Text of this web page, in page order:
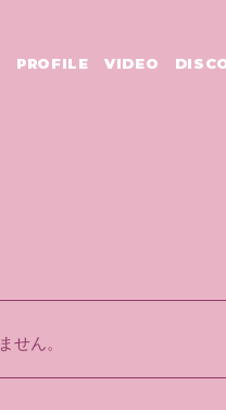
PROFILE VIDEO
せん。